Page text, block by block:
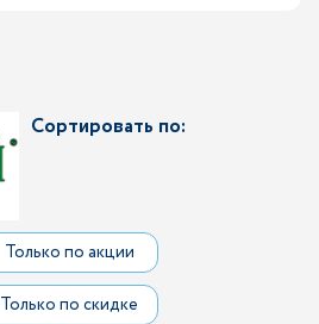
Сортировать по:
Только по акции
Только по скидке